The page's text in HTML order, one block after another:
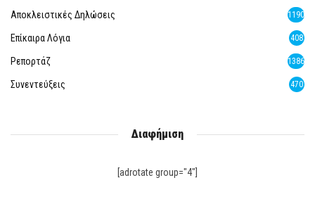
Αποκλειστικές Δηλώσεις 1190
Επίκαιρα Λόγια 408
Ρεπορτάζ 1386
Συνεντεύξεις 470
Διαφήμιση
[adrotate group="4"]